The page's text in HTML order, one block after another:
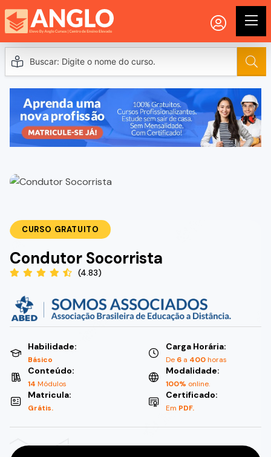
CURSO GRATUITO
Condutor Socorrista
(4.83)
Habilidade:
Básico
Carga Horária:
De 6 a 400horas
Conteúdo:
14 Módulos
Modalidade:
100% online.
Matricula:
Grátis.
Certificado:
Em PDF.